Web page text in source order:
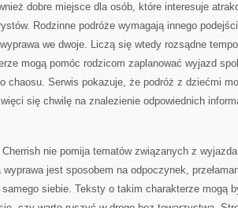
dobre miejsce dla osób, które interesuje
Rodzinne podróże wymagają innego
we dwoje. Liczą się wtedy rozsądne
mogą pomóc rodzicom zaplanować wyjazd
chaosu. Serwis pokazuje, że podróż z dziećmi
się chwilę na znalezienie odpowiednich
nie pomija tematów związanych z
jest sposobem na odpoczynek,
samego siebie. Teksty o takim charakterze mogą